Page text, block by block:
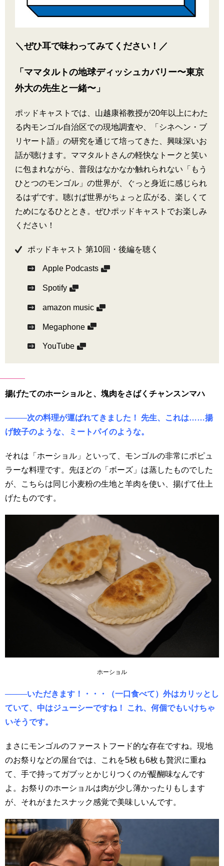
＼ぜひ耳で味わってみてください！／
「ママタルトの地球ディッシュカバリー〜東京
外大の先生と一緒〜」
ポッドキャストでは、山越康裕教授が20年以上にわた
る内モンゴル自治区での現地調査や、「シネヘン・ブ
リヤート語」の研究を通じて培ってきた、興味深いお
話が聴けます。ママタルトさんの軽快なトークと笑い
に包まれながら、普段はなかなか触れられない「もう
ひとつのモンゴル」の世界が、ぐっと身近に感じられ
るはずです。聴けば世界がちょっと広がる、楽しくて
ためになるひととき。ぜひポッドキャストでお楽しみ
ください！
ポッドキャスト 第10回・後編を聴く
Apple Podcasts
Spotify
amazon music
Megaphone
YouTube
揚げたてのホーショルと、塊肉をさばくチャンスンマハ
────次の料理が運ばれてきました！ 先生、これは……揚
げ餃子のような、ミートパイのような。
それは「ホーショル」といって、モンゴルの非常にポピュ
ラーな料理です。先ほどの「ボーズ」は蒸したものでした
が、こちらは同じ小麦粉の生地と羊肉を使い、揚げて仕上
げたものです。
ホーショル
────いただきます！・・・（一口食べて）外はカリッとし
ていて、中はジューシーですね！ これ、何個でもいけちゃ
いそうです。
まさにモンゴルのファーストフード的な存在ですね。現地
のお祭りなどの屋台では、これを5枚も6枚も贅沢に重ね
て、手で持ってガブッとかじりつくのが醍醐味なんです
よ。お祭りのホーショルは肉が少し薄かったりもします
が、それがまたスナック感覚で美味しいんです。